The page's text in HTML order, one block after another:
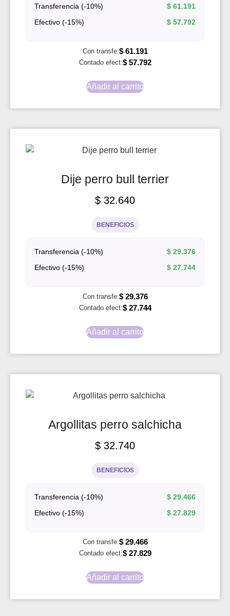
Transferencia (-10%) $ 61.191
Efectivo (-15%)
$ 57.792
Con transfe:$61.191
Contado efect:$57.792
Añadir al carrito
Dije perro bull terrier
$ 32.640
BENEFICIOS
Transferencia (-10%) $ 29.376
Efectivo (-15%)
$ 27.744
Con transfe:$29.376
Contado efect:$27.744
Añadir al carrito
Argollitas perro salchicha
$ 32.740
BENEFICIOS
Transferencia (-10%) $ 29.466
Efectivo (-15%)
$ 27.829
Con transfe:$29.466
Contado efect:$27.829
Añadir al carrito